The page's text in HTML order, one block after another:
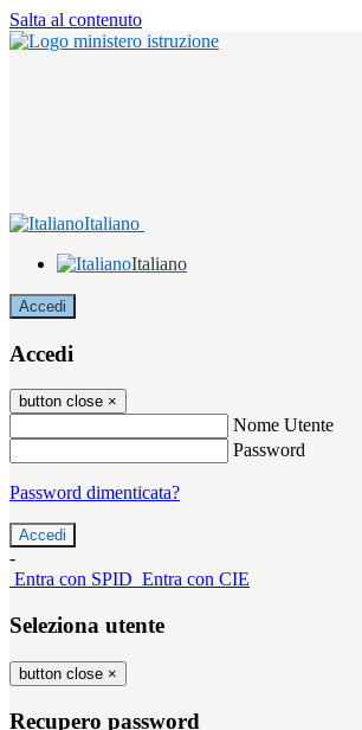
Salta al contenuto
Italiano
Italiano
Accedi
Accedi
button close ×
Nome Utente
Password
Password dimenticata?
-
Entra con SPID Entra con CIE
Seleziona utente
button close ×
Recupero password